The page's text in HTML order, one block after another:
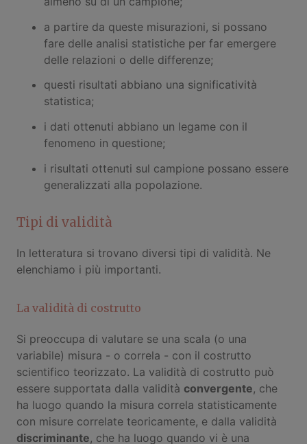
a partire da queste misurazioni, si possano
fare delle analisi statistiche per far emergere
delle relazioni o delle differenze;
questi risultati abbiano una significatività
statistica;
i dati ottenuti abbiano un legame con il
fenomeno in questione;
i risultati ottenuti sul campione possano essere
generalizzati alla popolazione.
Tipi di validità
In letteratura si trovano diversi tipi di validità. Ne
elenchiamo i più importanti.
La validità di costrutto
Si preoccupa di valutare se una scala (o una
variabile) misura - o correla - con il costrutto
scientifico teorizzato. La validità di costrutto può
essere supportata dalla validità convergente, che
ha luogo quando la misura correla statisticamente
con misure correlate teoricamente, e dalla validità
discriminante, che ha luogo quando vi è una